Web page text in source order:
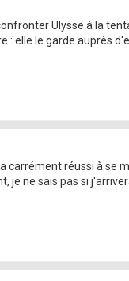
Ulysse à la
: elle le garde auprès
carrément réussi à se
je ne sais pas si